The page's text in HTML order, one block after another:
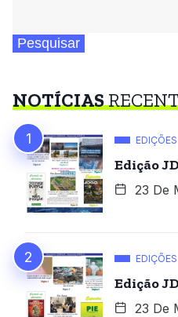
Pesquisar
NOTÍCIAS
EDIÇÕES
Edição
23 De
EDIÇÕES
Edição
23 De